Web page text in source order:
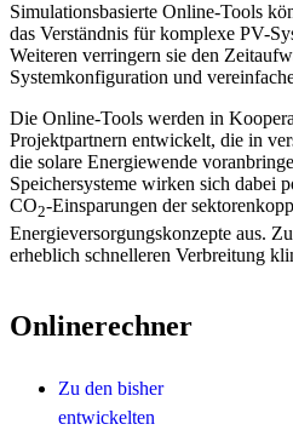
Simulationsbasierte Online-Tools
das Verständnis für komplexe PV-
Weiteren verringern sie den
Systemkonfiguration und
Die Online-Tools werden in
Projektpartnern entwickelt, die in
die solare Energiewende
Speichersysteme wirken sich dabei
CO2-Einsparungen der
Energieversorgungskonzepte aus.
erheblich schnelleren Verbreitung
Onlinerechner
Zu den bisher
entwickelten